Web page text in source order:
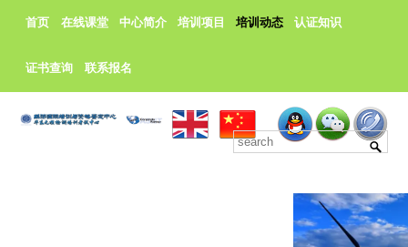
首页 在线课堂 中心简介 培训项目 培训动态 认证知识
证书查询 联系报名